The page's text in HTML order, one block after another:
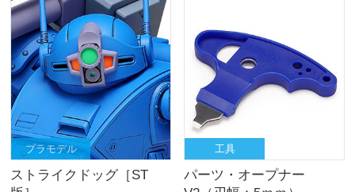
プラモデル
ストライクドッグ［ST
工具
パーツ・オープナー